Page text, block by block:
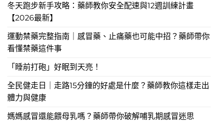
冬天跑步新手攻略：藥師教你安全配速與12週訓練計畫
【2026最新】
運動禁藥完整指南｜感冒藥、止痛藥也可能中招？藥師帶你
看懂禁藥這件事
「睡前打砲」好眠到天亮！
全民健走日｜走路15分鐘的好處是什麼？藥師教你這樣走出
體力與健康
媽媽感冒還能餵母乳嗎？藥師帶你破解哺乳期感冒迷思